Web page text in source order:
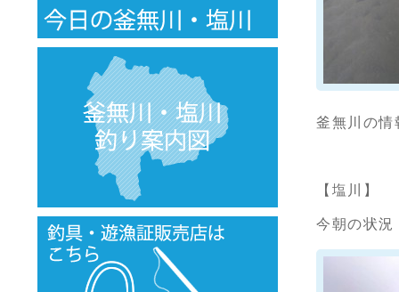
釜無川の情
【塩川】
今朝の状況